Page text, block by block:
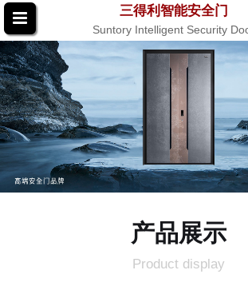
三得利智能安全门
Suntory Intelligent Security
产品展示
Product display